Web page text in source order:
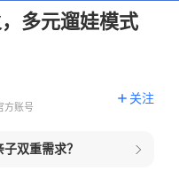
多元遛娃模式
方账号
关注
双重需求？